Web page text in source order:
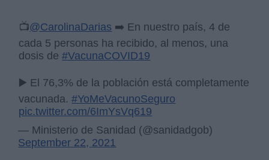
📺@CarolinaDarias ➡️ En nuestro país, 4 de
cada 5 personas ha recibido, al menos, una
dosis de#VacunaCOVID19
▶️ El 76,3% de la población está completamente
vacunada.#YoMeVacunoSeguro
pic.twitter.com/6ImYsVq619
— Ministerio de Sanidad (@sanidadgob)
September 22, 2021